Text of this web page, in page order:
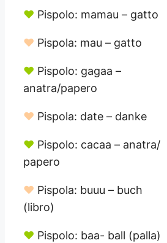
♥ Pispolo: mamau – gatto
♥ Pispola: mau – gatto
♥ Pispolo: gagaa –
anatra/papero
♥ Pispola: date – danke
♥ Pispolo: cacaa – anatra/
papero
♥ Pispola: buuu – buch
(libro)
♥ Pispolo: baa- ball (palla)